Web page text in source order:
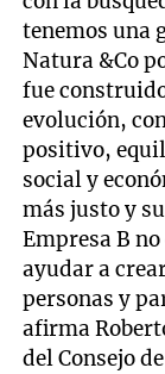
tenemos una
Natura &Co
fue
evolución,
positivo,
social y
más justo y
Empresa B
ayudar a
personas y
afirma
del Consejo